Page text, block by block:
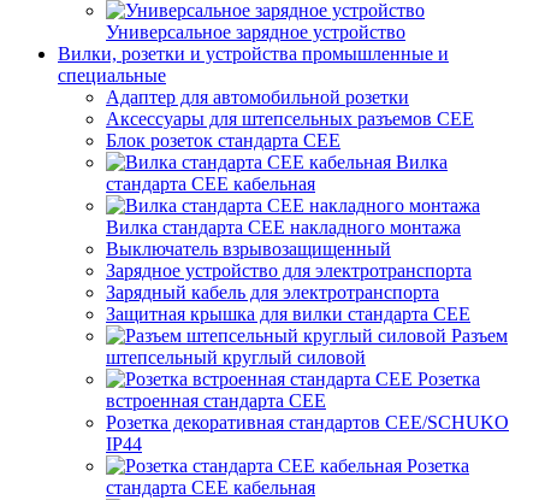
Универсальное зарядное устройство
Вилки, розетки и устройства промышленные и
специальные
Адаптер для автомобильной розетки
Аксессуары для штепсельных разъемов CEE
Блок розеток стандарта CEE
Вилка
стандарта CEE кабельная
Вилка стандарта CEE накладного монтажа
Выключатель взрывозащищенный
Зарядное устройство для электротранспорта
Зарядный кабель для электротранспорта
Защитная крышка для вилки стандарта CEE
Разъем
штепсельный круглый силовой
Розетка
встроенная стандарта CEE
Розетка декоративная стандартов CEE/SCHUKO
IP44
Розетка
стандарта СЕЕ кабельная